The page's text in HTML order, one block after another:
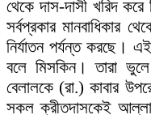
থেকে দাস-দাসী খরিদ করে
সর্বপ্রকার মানবাধিকার
নির্যাতন পর্যন্ত করছে।
বলে মিসকিন। তারা
বেলালকে (রা.) কাবার
সকল ক্রীতদাসকেই